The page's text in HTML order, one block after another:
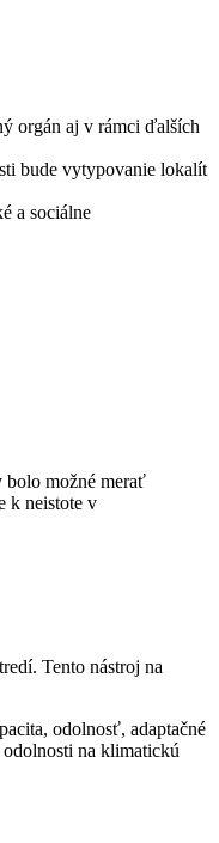
orgán aj v rámci ďalších
bude vytypovanie lokalít
a sociálne
bolo možné merať
k neistote v
Tento nástroj na
odolnosť, adaptačné
na klimatickú